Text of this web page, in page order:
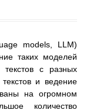
models, LLM)
таких моделей
с разных
и ведение
на огромном
количество